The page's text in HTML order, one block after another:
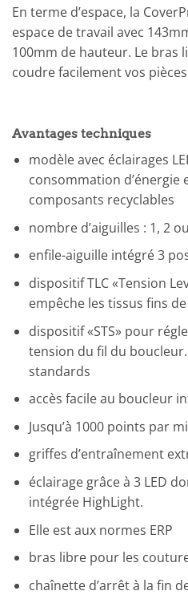
En terme d’espace, la
espace de travail avec
100mm de hauteur. Le bras
coudre facilement vos
Avantages techniques
modèle avec éclairages
consommation d’énergie
composants recyclables
nombre d’aiguilles : 1, 2
enfile-aiguille intégré 3
dispositif TLC «Tension
empêche les tissus fins
dispositif «STS» pour
tension du fil du
standards
accès facile au boucleur
Jusqu’à 1000 points par
griffes d’entraînement
éclairage grâce à 3 LED
intégrée HighLight.
Elle est aux normes ERP
bras libre pour les
chaînette d’arrêt à la fin